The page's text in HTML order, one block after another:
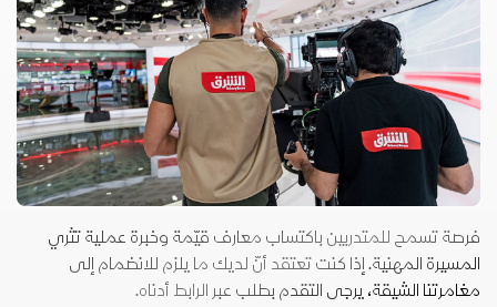
فرصة تسمح للمتدربين باكتساب معارف قيّمة وخبرة عملية تثري
المسيرة المهنية. إذا كنت تعتقد أنّ لديك ما يلزم للانضمام إلى
مغامرتنا الشيقة، يرجى التقدم بطلب عبر الرابط أدناه.